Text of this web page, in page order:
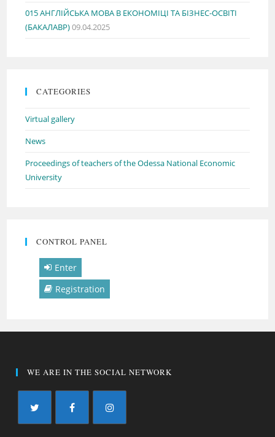
015 АНГЛІЙСЬКА МОВА В ЕКОНОМІЦІ ТА БІЗНЕС-ОСВІТІ
(БАКАЛАВР)09.04.2025
CATEGORIES
Virtual gallery
News
Proceedings of teachers of the Odessa National Economic
University
CONTROL PANEL
Enter
Registration
WE ARE IN THE SOCIAL NETWORK